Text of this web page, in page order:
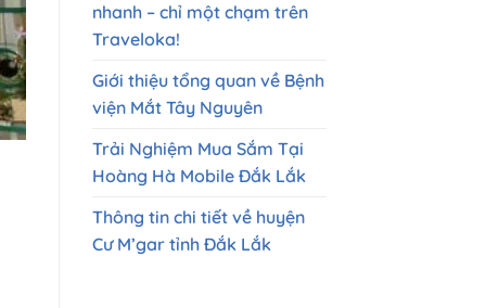
nhanh – chỉ một chạm trên
Traveloka!
Giới thiệu tổng quan về Bệnh
viện Mắt Tây Nguyên
Trải Nghiệm Mua Sắm Tại
Hoàng Hà Mobile Đắk Lắk
Thông tin chi tiết về huyện
Cư M’gar tỉnh Đắk Lắk